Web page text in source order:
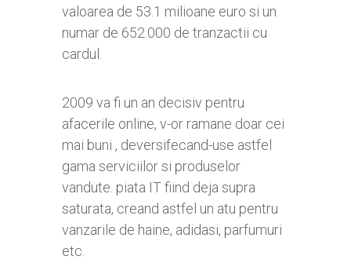
valoarea de 53.1 milioane euro si un
numar de 652.000 de tranzactii cu
cardul.
2009 va fi un an decisiv pentru
afacerile online, v-or ramane doar cei
mai buni , deversifecand-use astfel
gama serviciilor si produselor
vandute. piata IT fiind deja supra
saturata, creand astfel un atu pentru
vanzarile de haine, adidasi, parfumuri
etc.